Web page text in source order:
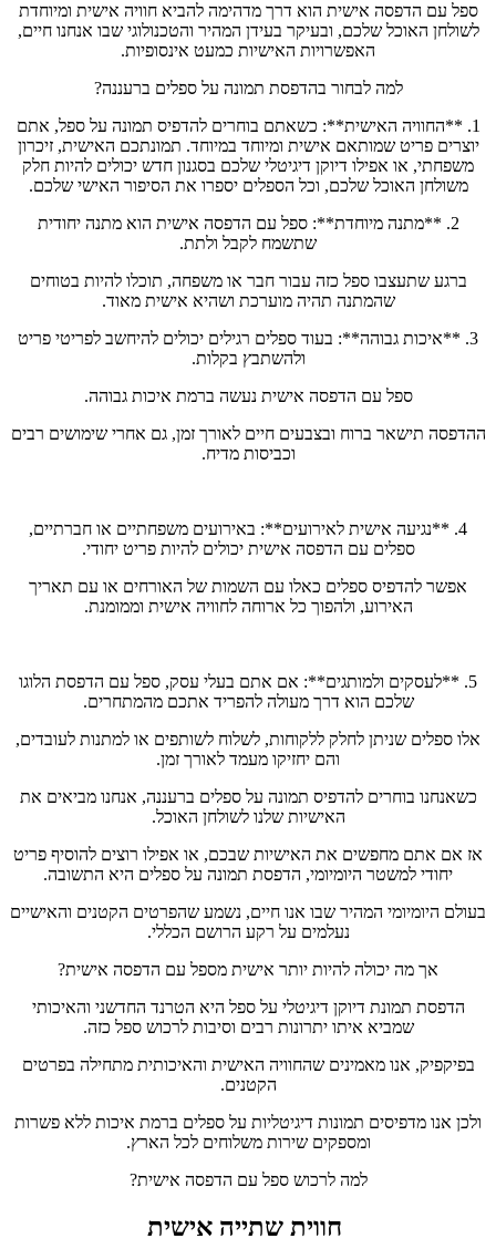
ספל עם הדפסה אישית הוא דרך מדהימה להביא חוויה אישית ומיוחדת
לשולחן האוכל שלכם, ובעיקר בעידן המהיר והטכנולוגי שבו אנחנו חיים,
האפשרויות האישיות כמעט אינסופיות.
למה לבחור בהדפסת תמונה על ספלים ברעננה?
1. **החוויה האישית**: כשאתם בוחרים להדפיס תמונה על ספל, אתם
יוצרים פריט שמותאם אישית ומיוחד במיוחד. תמונתכם האישית, זיכרון
משפחתי, או אפילו דיוקן דיגיטלי שלכם בסגנון חדש יכולים להיות חלק
משולחן האוכל שלכם, וכל הספלים יספרו את הסיפור האישי שלכם.
2. **מתנה מיוחדת**: ספל עם הדפסה אישית הוא מתנה יחודית
שתשמח לקבל ולתת.
ברגע שתעצבו ספל כזה עבור חבר או משפחה, תוכלו להיות בטוחים
שהמתנה תהיה מוערכת ושהיא אישית מאוד.
3. **איכות גבוהה**: בעוד ספלים רגילים יכולים להיחשב לפריטי פריט
ולהשתבץ בקלות.
ספל עם הדפסה אישית נעשה ברמת איכות גבוהה.
ההדפסה תישאר ברוח ובצבעים חיים לאורך זמן, גם אחרי שימושים רבים
וכביסות מדיח.
4. **נגיעה אישית לאירועים**: באירועים משפחתיים או חברתיים,
ספלים עם הדפסה אישית יכולים להיות פריט יחודי.
אפשר להדפיס ספלים כאלו עם השמות של האורחים או עם תאריך
האירוע, ולהפוך כל ארוחה לחוויה אישית וממומנת.
5. **לעסקים ולמותגים**: אם אתם בעלי עסק, ספל עם הדפסת הלוגו
שלכם הוא דרך מעולה להפריד אתכם מהמתחרים.
אלו ספלים שניתן לחלק ללקוחות, לשלוח לשותפים או למתנות לעובדים,
והם יחזיקו מעמד לאורך זמן.
כשאנחנו בוחרים להדפיס תמונה על ספלים ברעננה, אנחנו מביאים את
האישיות שלנו לשולחן האוכל.
אז אם אתם מחפשים את האישיות שבכם, או אפילו רוצים להוסיף פריט
יחודי למשטר היומיומי, הדפסת תמונה על ספלים היא התשובה.
בעולם היומיומי המהיר שבו אנו חיים, נשמע שהפרטים הקטנים והאישיים
נעלמים על רקע הרושם הכללי.
אך מה יכולה להיות יותר אישית מספל עם הדפסה אישית?
הדפסת תמונת דיוקן דיגיטלי על ספל היא הטרנד החדשני והאיכותי
שמביא איתו יתרונות רבים וסיבות לרכוש ספל כזה.
בפיקפיק, אנו מאמינים שהחוויה האישית והאיכותית מתחילה בפרטים
הקטנים.
ולכן אנו מדפיסים תמונות דיגיטליות על ספלים ברמת איכות ללא פשרות
ומספקים שירות משלוחים לכל הארץ.
למה לרכוש ספל עם הדפסה אישית?
חווית שתייה אישית